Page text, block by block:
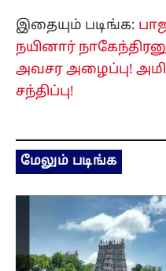
இதையும் படிங்க:
நயினார்
அவசர அழைப்பு!
சந்திப்பு!
மேலும் படிங்க